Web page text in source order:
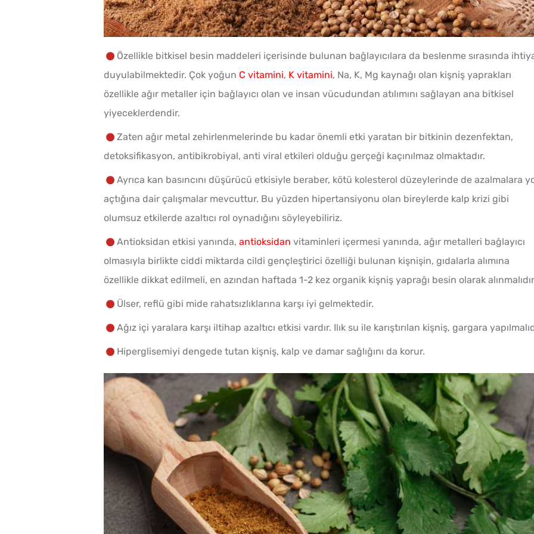
Özellikle bitkisel besin maddeleri içerisinde bulunan bağlayıcılara da beslenme sırasında
duyulabilmektedir. Çok yoğun C vitamini, K vitamini, Na, K, Mg kaynağı olan kişniş yaprakları
özellikle ağır metaller için bağlayıcı olan ve insan vücudundan atılımını sağlayan ana bitkisel
yiyeceklerdendir.
Zaten ağır metal zehirlenmelerinde bu kadar önemli etki yaratan bir bitkinin dezenfektan,
detoksifikasyon, antibikrobiyal, anti viral etkileri olduğu gerçeği kaçınılmaz olmaktadır.
Ayrıca kan basıncını düşürücü etkisiyle beraber, kötü kolesterol düzeylerinde de azalmalara
açtığına dair çalışmalar mevcuttur. Bu yüzden hipertansiyonu olan bireylerde kalp krizi gibi
olumsuz etkilerde azaltıcı rol oynadığını söyleyebiliriz.
Antioksidan etkisi yanında, antioksidan vitaminleri içermesi yanında, ağır metalleri bağlayıcı
olmasıyla birlikte ciddi miktarda cildi gençleştirici özelliği bulunan kişnişin, gıdalarla alımına
özellikle dikkat edilmeli, en azından haftada 1-2 kez organik kişniş yaprağı besin olarak
Ülser, reflü gibi mide rahatsızlıklarına karşı iyi gelmektedir.
Ağız içi yaralara karşı iltihap azaltıcı etkisi vardır. Ilık su ile karıştırılan kişniş, gargara
Hiperglisemiyi dengede tutan kişniş, kalp ve damar sağlığını da korur.